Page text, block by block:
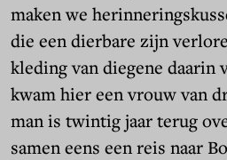
maken we
die een dierbare zijn
kleding van diegene daarin
kwam hier een vrouw van
man is twintig jaar terug
samen eens een reis naar